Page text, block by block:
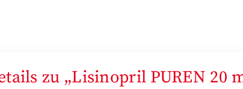
zu „Lisinopril PUREN 20